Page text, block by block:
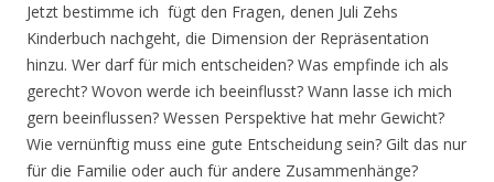
Jetzt bestimme ich fügt den Fragen, denen Juli Zehs
Kinderbuch nachgeht, die Dimension der Repräsentation
hinzu. Wer darf für mich entscheiden? Was empfinde ich als
gerecht? Wovon werde ich beeinflusst? Wann lasse ich mich
gern beeinflussen? Wessen Perspektive hat mehr Gewicht?
Wie vernünftig muss eine gute Entscheidung sein? Gilt das nur
für die Familie oder auch für andere Zusammenhänge?